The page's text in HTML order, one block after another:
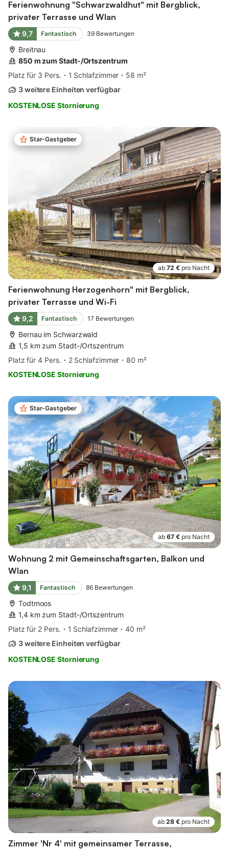
Ferienwohnung "Schwarzwaldhut" mit Bergblick,
privater Terrasse und Wlan
9,7 Fantastisch 39 Bewertungen
Breitnau
850 m zum Stadt-/Ortszentrum
Platz für 3 Pers.
1 Schlafzimmer
58 m²
3 weitere Einheiten verfügbar
KOSTENLOSE Stornierung
Star-Gastgeber
ab 72 € pro Nacht
Ferienwohnung Herzogenhorn" mit Bergblick,
privater Terrasse und Wi-Fi
9,2 Fantastisch 17 Bewertungen
Bernau im Schwarzwald
1,5 km zum Stadt-/Ortszentrum
Platz für 4 Pers.
2 Schlafzimmer
80 m²
KOSTENLOSE Stornierung
Star-Gastgeber
ab 67 € pro Nacht
Wohnung 2 mit Gemeinschaftsgarten, Balkon und
Wlan
9,1 Fantastisch 86 Bewertungen
Todtmoos
1,4 km zum Stadt-/Ortszentrum
Platz für 2 Pers.
1 Schlafzimmer
40 m²
3 weitere Einheiten verfügbar
KOSTENLOSE Stornierung
ab 28 € pro Nacht
Zimmer 'Nr 4' mit gemeinsamer Terrasse,